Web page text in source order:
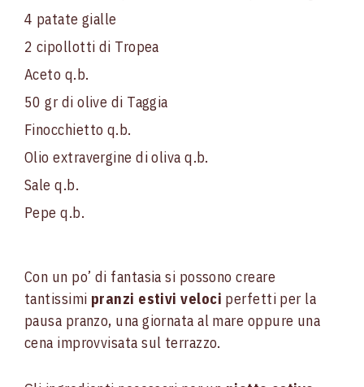
4 patate gialle
2 cipollotti di Tropea
Aceto q.b.
50 gr di olive di Taggia
Finocchietto q.b.
Olio extravergine di oliva q.b.
Sale q.b.
Pepe q.b.
Con un po’ di fantasia si possono creare
tantissimi pranzi estivi veloci perfetti per la
pausa pranzo, una giornata al mare oppure una
cena improvvisata sul terrazzo.